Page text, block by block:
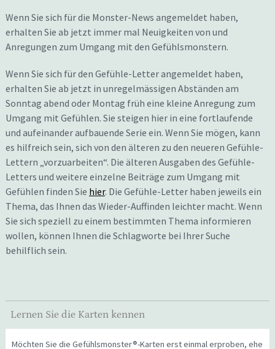
Wenn Sie sich für die Monster-News angemeldet haben,
erhalten Sie ab jetzt immer mal Neuigkeiten von und
Anregungen zum Umgang mit den Gefühlsmonstern.
Wenn Sie sich für den Gefühle-Letter angemeldet haben,
erhalten Sie ab jetzt in unregelmässigen Abständen am
Sonntag abend oder Montag früh eine kleine Anregung zum
Umgang mit Gefühlen. Sie steigen hier in eine fortlaufende
und aufeinander aufbauende Serie ein. Wenn Sie mögen, kann
es hilfreich sein, sich von den älteren zu den neueren Gefühle-
Lettern „vorzuarbeiten“. Die älteren Ausgaben des Gefühle-
Letters und weitere einzelne Beiträge zum Umgang mit
Gefühlen finden Sie hier. Die Gefühle-Letter haben jeweils ein
Thema, das Ihnen das Wieder-Auffinden leichter macht. Wenn
Sie sich speziell zu einem bestimmten Thema informieren
wollen, können Ihnen die Schlagworte bei Ihrer Suche
behilflich sein.
Lernen Sie die Karten kennen
Möchten Sie die Gefühlsmonster®-Karten erst einmal erproben, ehe